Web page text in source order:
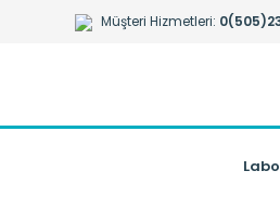
Müşteri Hizmetleri: